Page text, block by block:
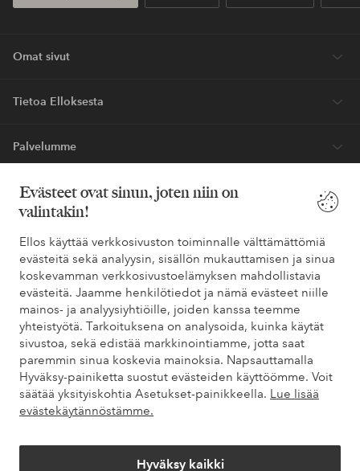
Evästeet ovat sinun, joten niin on
valintakin!
Ellos käyttää verkkosivuston toiminnalle välttämättömiä
evästeitä sekä analyysin, sisällön mukauttamisen ja sinua
koskevamman verkkosivustoelämyksen mahdollistavia
evästeitä. Jaamme henkilötiedot ja nämä evästeet niille
mainos- ja analyysiyhtiöille, joiden kanssa teemme
yhteistyötä. Tarkoituksena on analysoida, kuinka käytät
sivustoa, sekä edistää markkinointiamme, jotta saat
paremmin sinua koskevia mainoksia. Napsauttamalla
Hyväksy-painiketta suostut evästeiden käyttöömme. Voit
säätää yksityiskohtia Asetukset-painikkeella. Lue lisää
evästekäytännöstämme.
Hyväksy kaikki
Omat sivut
Tietoa Elloksesta
Palvelumme
Ehdot
Ystävät
Turvalliset maksut – maksa nyt tai erissä
Haluatko tietää lisää maksuvaihtoehdoistamme?
elpy elpy